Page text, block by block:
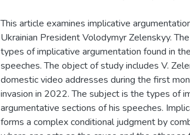
This article examines implicative
Ukrainian President Volodymyr Zelenskyy.
types of implicative argumentation found in
speeches. The object of study includes V.
domestic video addresses during the first
invasion in 2022. The subject is the types of
argumentative sections of his speeches.
forms a complex conditional judgment by